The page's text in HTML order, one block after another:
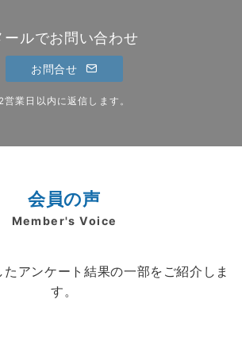
ールでお問い合わせ
お問合せ
2営業日以内に返信します。
会員の声
Member's Voice
アンケート結果の一部をご紹介しま
す。